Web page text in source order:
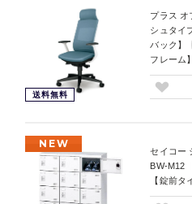
送料無料
プラス オ
シュタイ
バック】
フレーム
NEW
セイコー
BW-M12
【錠前タ